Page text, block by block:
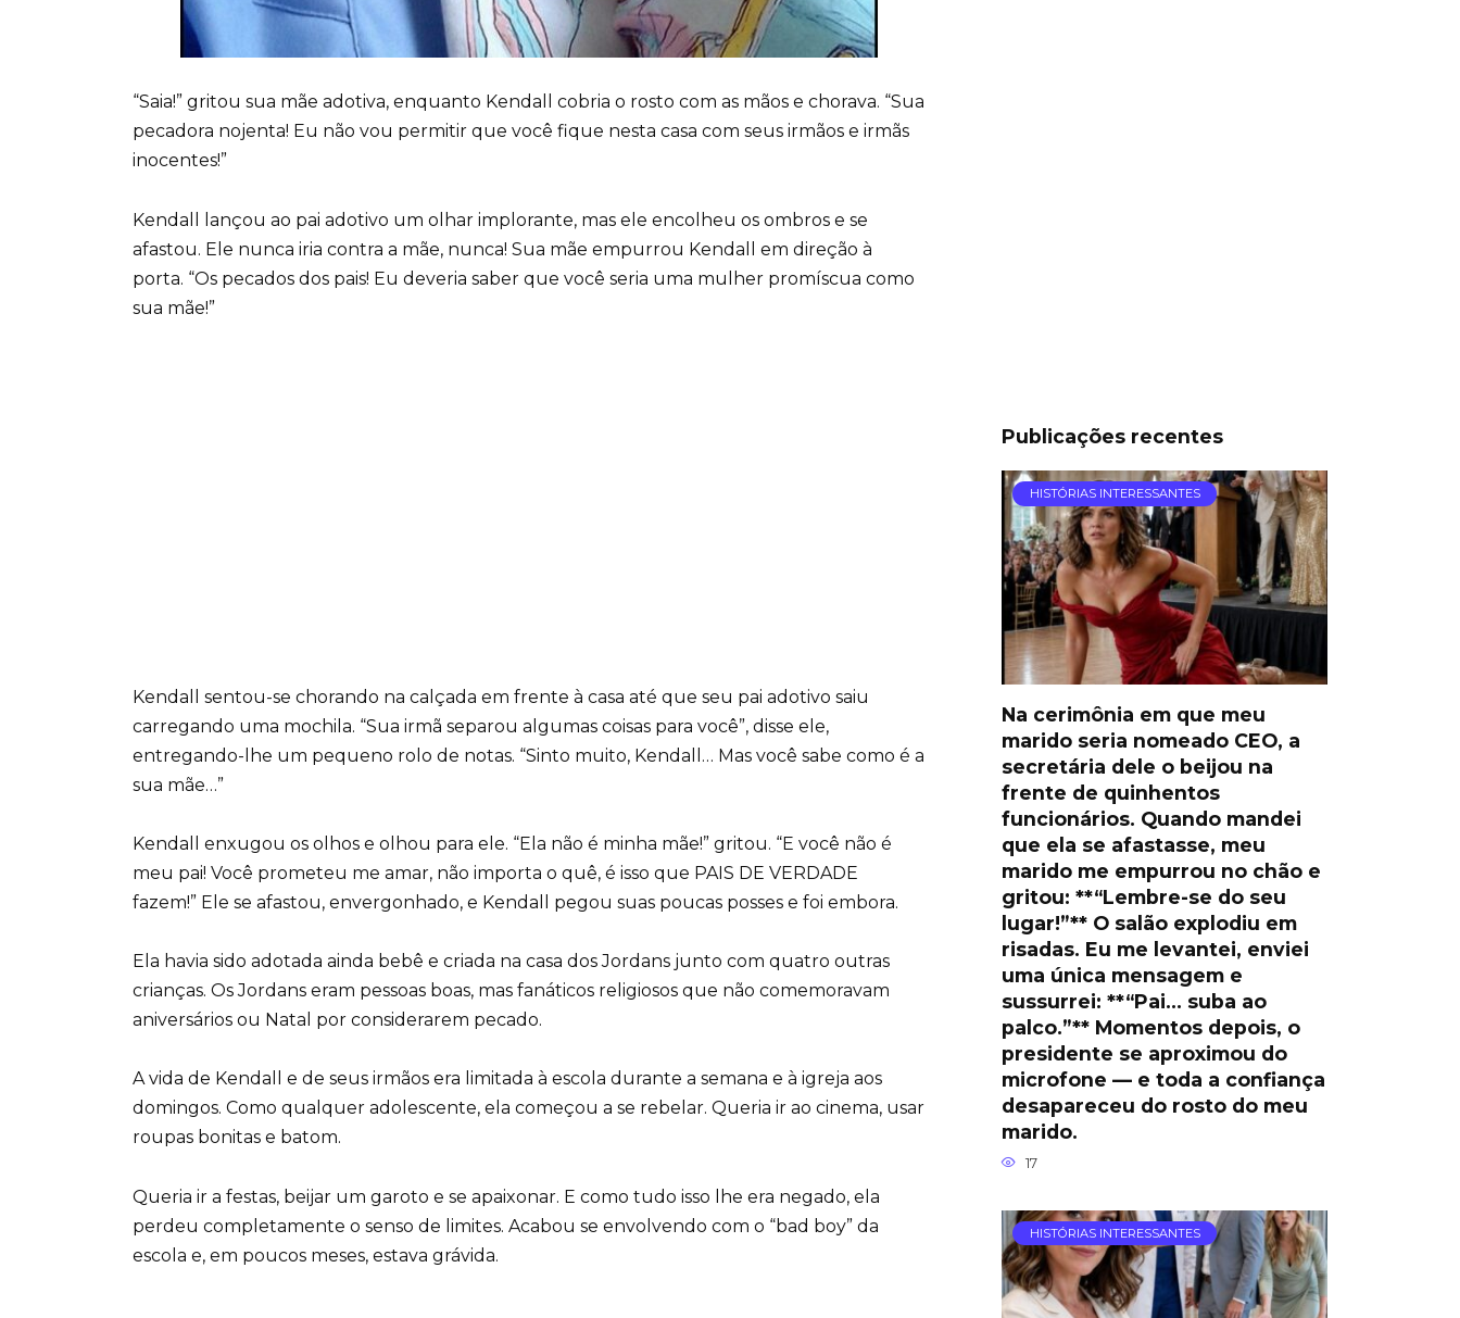
“Saia!” gritou sua mãe adotiva, enquanto Kendall cobria o rosto com as mãos e chorava. “Sua
pecadora nojenta! Eu não vou permitir que você fique nesta casa com seus irmãos e irmãs
inocentes!”
Kendall lançou ao pai adotivo um olhar implorante, mas ele encolheu os ombros e se
afastou. Ele nunca iria contra a mãe, nunca! Sua mãe empurrou Kendall em direção à
porta. “Os pecados dos pais! Eu deveria saber que você seria uma mulher promíscua como
sua mãe!”
Kendall sentou-se chorando na calçada em frente à casa até que seu pai adotivo saiu
carregando uma mochila. “Sua irmã separou algumas coisas para você”, disse ele,
entregando-lhe um pequeno rolo de notas. “Sinto muito, Kendall… Mas você sabe como é a
sua mãe…”
Kendall enxugou os olhos e olhou para ele. “Ela não é minha mãe!” gritou. “E você não é
meu pai! Você prometeu me amar, não importa o quê, é isso que PAIS DE VERDADE
fazem!” Ele se afastou, envergonhado, e Kendall pegou suas poucas posses e foi embora.
Ela havia sido adotada ainda bebê e criada na casa dos Jordans junto com quatro outras
crianças. Os Jordans eram pessoas boas, mas fanáticos religiosos que não comemoravam
aniversários ou Natal por considerarem pecado.
A vida de Kendall e de seus irmãos era limitada à escola durante a semana e à igreja aos
domingos. Como qualquer adolescente, ela começou a se rebelar. Queria ir ao cinema, usar
roupas bonitas e batom.
Queria ir a festas, beijar um garoto e se apaixonar. E como tudo isso lhe era negado, ela
perdeu completamente o senso de limites. Acabou se envolvendo com o “bad boy” da
escola e, em poucos meses, estava grávida.
Publicações recentes
HISTÓRIAS INTERESSANTES
Na cerimônia em que meu
marido seria nomeado CEO, a
secretária dele o beijou na
frente de quinhentos
funcionários. Quando mandei
que ela se afastasse, meu
marido me empurrou no chão e
gritou: **“Lembre-se do seu
lugar!”** O salão explodiu em
risadas. Eu me levantei, enviei
uma única mensagem e
sussurrei: **“Pai… suba ao
palco.”** Momentos depois, o
presidente se aproximou do
microfone — e toda a confiança
desapareceu do rosto do meu
marido.
17
HISTÓRIAS INTERESSANTES